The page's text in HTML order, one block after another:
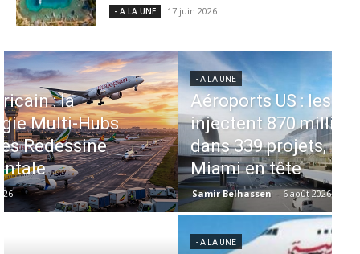
- A LA UNE 17 juin 2026
- A LA UNE
Aéroports US : les États-Unis
injectent 870 millions de dollars
dans 339 projets, Los Angeles et
Miami en tête
Samir Belhassen - 6 août 2026